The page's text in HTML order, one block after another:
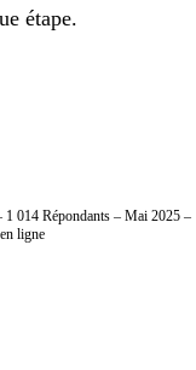
étape.
014 Répondants – Mai 2025 –
ligne